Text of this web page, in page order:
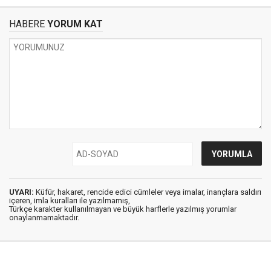
HABERE YORUM KAT
UYARI: Küfür, hakaret, rencide edici cümleler veya imalar, inançlara saldırı
içeren, imla kuralları ile yazılmamış,
Türkçe karakter kullanılmayan ve büyük harflerle yazılmış yorumlar
onaylanmamaktadır.